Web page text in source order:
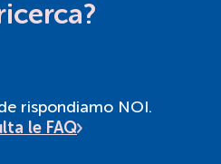
rispondiamo NOI.
le FAQ